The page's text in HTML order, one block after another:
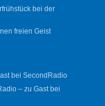
bei der
freien Geist
bei SecondRadio
– zu Gast bei